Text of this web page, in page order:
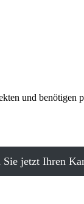
und
Sie jetzt Ihren